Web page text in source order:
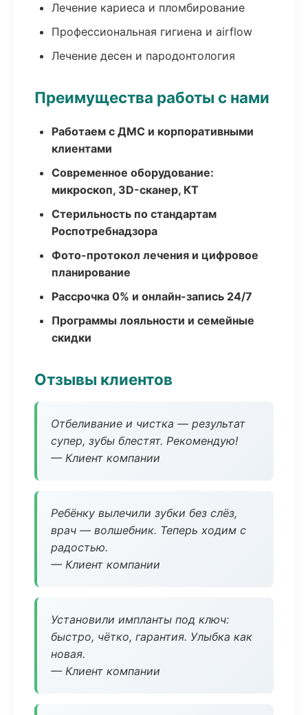
Лечение кариеса и пломбирование
Профессиональная гигиена и airflow
Лечение десен и пародонтология
Преимущества работы с нами
Работаем с ДМС и корпоративными
клиентами
Современное оборудование:
микроскоп, 3D-сканер, КТ
Стерильность по стандартам
Роспотребнадзора
Фото-протокол лечения и цифровое
планирование
Рассрочка 0% и онлайн-запись 24/7
Программы лояльности и семейные
скидки
Отзывы клиентов
Отбеливание и чистка — результат
супер, зубы блестят. Рекомендую!
— Клиент компании
Ребёнку вылечили зубки без слёз,
врач — волшебник. Теперь ходим с
радостью.
— Клиент компании
Установили импланты под ключ:
быстро, чётко, гарантия. Улыбка как
новая.
— Клиент компании